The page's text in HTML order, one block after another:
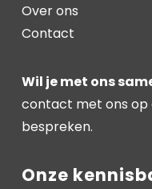
Over ons
Contact
Wil je met ons
contact met ons op
bespreken.
Onze